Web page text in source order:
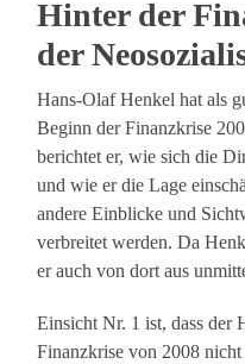
Hinter der
der
Hans-Olaf Henkel hat als
Beginn der Finanzkrise
berichtet er, wie sich die
und wie er die Lage
andere Einblicke und
verbreitet werden. Da
er auch von dort aus
Einsicht Nr. 1 ist, dass der
Finanzkrise von 2008